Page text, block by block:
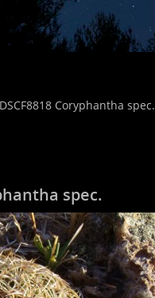
DSCF8818 Coryphantha spec.
spec.